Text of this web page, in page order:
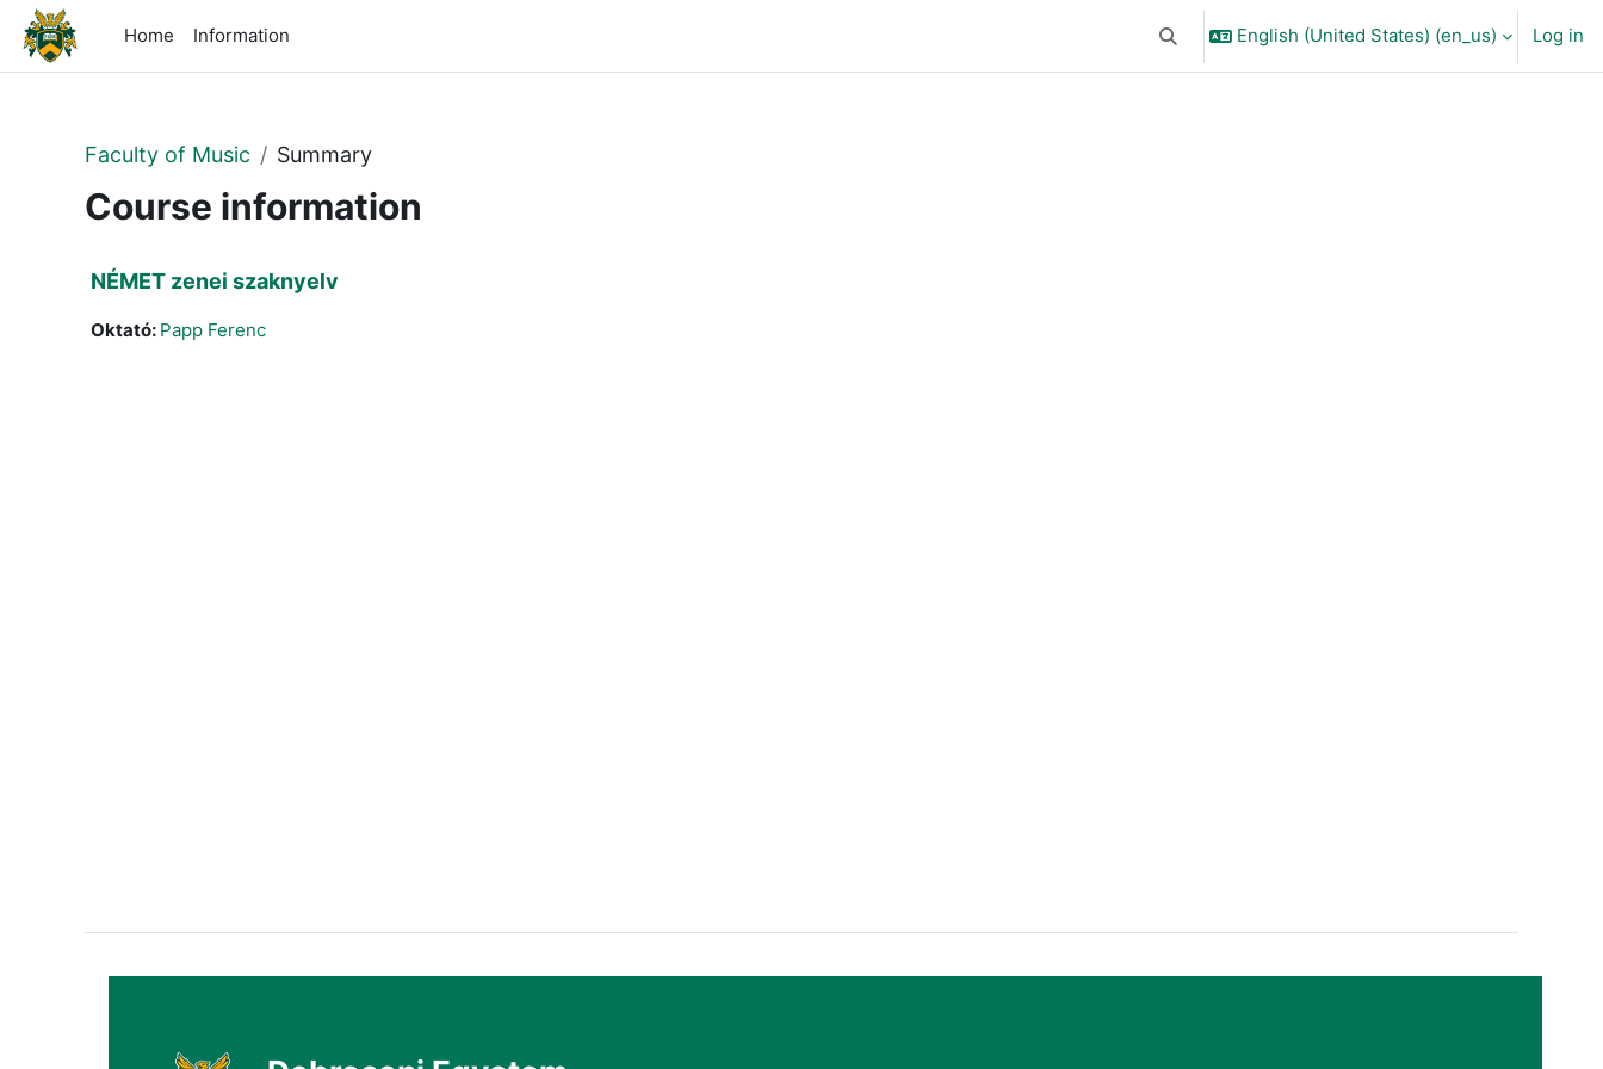
Skip to main content
Home
Information Toggle search input
English (United States) ‎(en_us)‎ Log in
Faculty of Music Summary
Course information
NÉMET zenei szaknyelv
Oktató: Papp Ferenc